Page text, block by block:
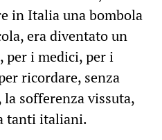
in Italia una bombola
era diventato un
per i medici, per i
ricordare, senza
sofferenza vissuta,
tanti italiani.